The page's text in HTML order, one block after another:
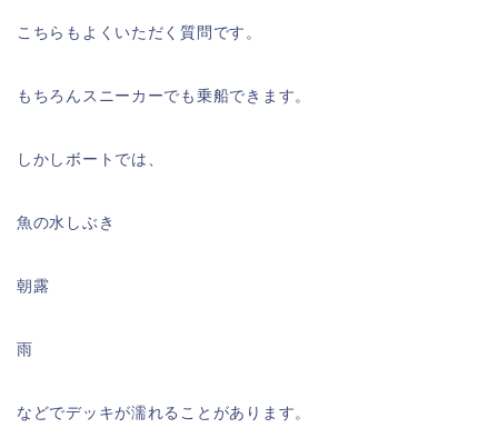
こちらもよくいただく質問です。
もちろんスニーカーでも乗船できます。
しかしボートでは、
魚の水しぶき
朝露
雨
などでデッキが濡れることがあります。